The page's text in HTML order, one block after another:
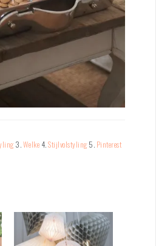
3.Welke 4.Stijlvolstyling5. Pinterest